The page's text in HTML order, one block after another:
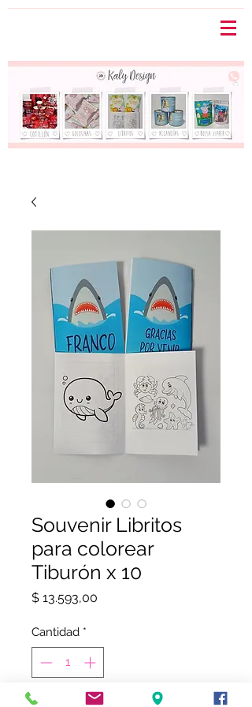
Souvenir Libritos
para colorear
Tiburón x 10
$ 13.593,00
Cantidad *